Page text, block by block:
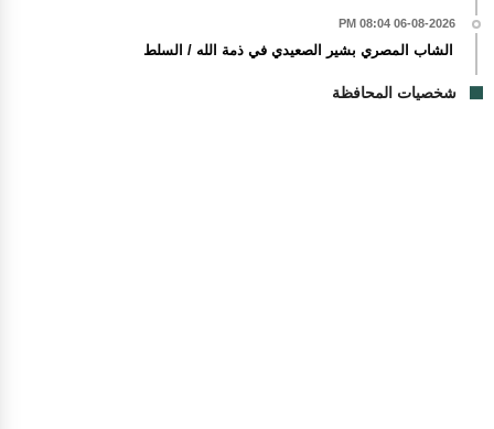
06-08-2026 08:04 PM
الشاب المصري بشير الصعيدي في ذمة الله / السلط
شخصيات المحافظة